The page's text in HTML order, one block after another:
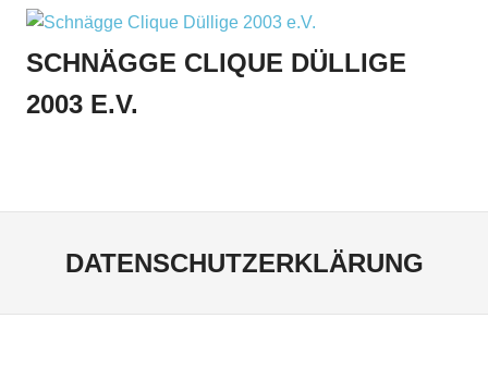
Zum
springen
SCHNÄGGE CLIQUE DÜLLIGE
2003 E.V.
DATENSCHUTZERKLÄRUNG